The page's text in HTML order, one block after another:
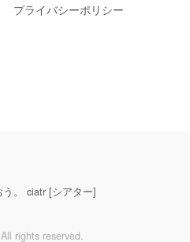
プライバシーポリシー
。 ciatr [シアター]
rights reserved.